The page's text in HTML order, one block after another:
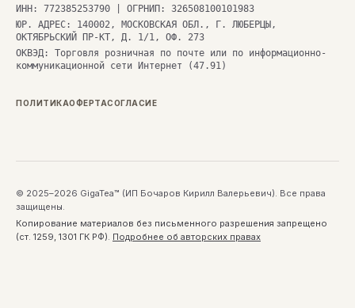
ИНН: 772385253790 | ОГРНИП: 326508100101983
ЮР. АДРЕС: 140002, МОСКОВСКАЯ ОБЛ., Г. ЛЮБЕРЦЫ,
ОКТЯБРЬСКИЙ ПР-КТ, Д. 1/1, ОФ. 273
ОКВЭД: Торговля розничная по почте или по информационно-
коммуникационной сети Интернет (47.91)
ПОЛИТИКАОФЕРТАСОГЛАСИЕ
© 2025–2026 GigaTea™ (ИП Бочаров Кирилл Валерьевич). Все права
защищены.
Копирование материалов без письменного разрешения запрещено
(ст. 1259, 1301 ГК РФ). Подробнее об авторских правах